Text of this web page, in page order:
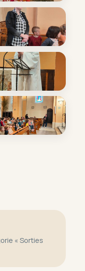
« Sorties